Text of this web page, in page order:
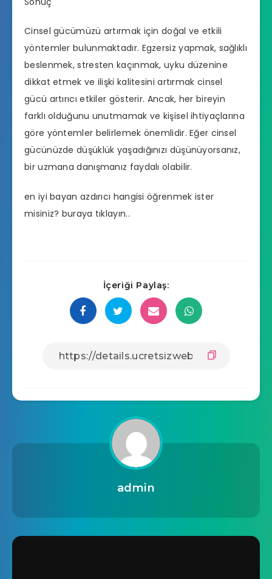
Cinsel gücümüzü artırmak için doğal ve etkili
yöntemler bulunmaktadır. Egzersiz yapmak, sağlıklı
beslenmek, stresten kaçınmak, uyku düzenine
dikkat etmek ve ilişki kalitesini artırmak cinsel
gücü artırıcı etkiler gösterir. Ancak, her bireyin
farklı olduğunu unutmamak ve kişisel ihtiyaçlarına
göre yöntemler belirlemek önemlidir. Eğer cinsel
gücünüzde düşüklük yaşadığınızı düşünüyorsanız,
bir uzmana danışmanız faydalı olabilir.
en iyi bayan azdırıcı hangisi öğrenmek ister
misiniz? buraya tıklayın..
İçeriği Paylaş:
admin